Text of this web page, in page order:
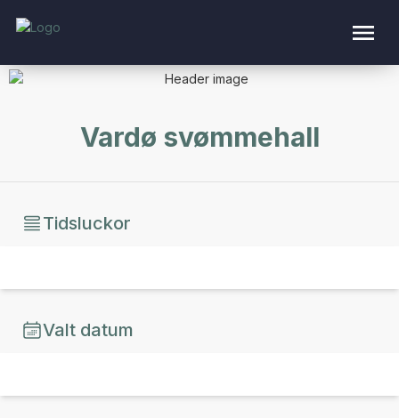
Vardø svømmehall
Tidsluckor
Valt datum